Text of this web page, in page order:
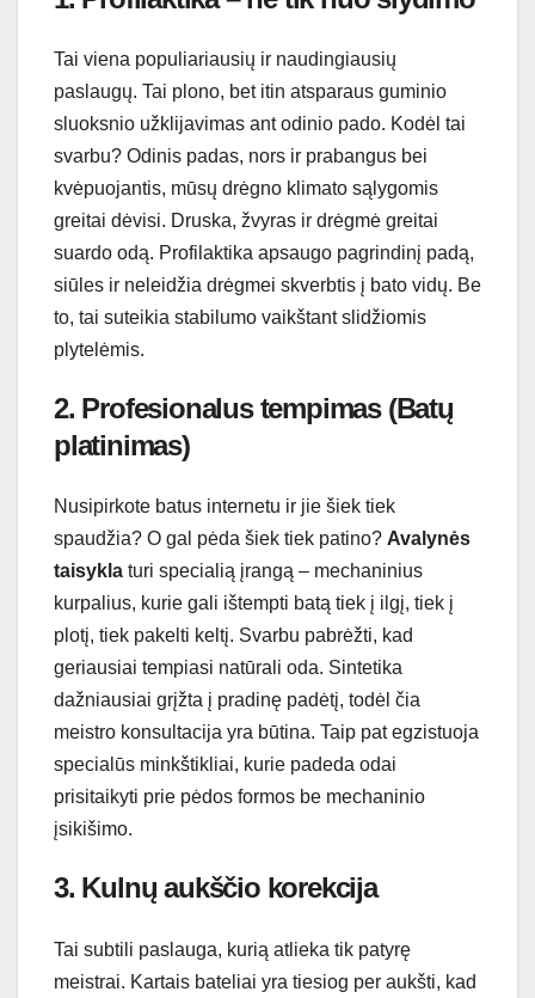
Tai viena populiariausių ir naudingiausių
paslaugų. Tai plono, bet itin atsparaus guminio
sluoksnio užklijavimas ant odinio pado. Kodėl tai
svarbu? Odinis padas, nors ir prabangus bei
kvėpuojantis, mūsų drėgno klimato sąlygomis
greitai dėvisi. Druska, žvyras ir drėgmė greitai
suardo odą. Profilaktika apsaugo pagrindinį padą,
siūles ir neleidžia drėgmei skverbtis į bato vidų. Be
to, tai suteikia stabilumo vaikštant slidžiomis
plytelėmis.
2. Profesionalus tempimas (Batų
platinimas)
Nusipirkote batus internetu ir jie šiek tiek
spaudžia? O gal pėda šiek tiek patino? Avalynės
taisykla turi specialią įrangą – mechaninius
kurpalius, kurie gali ištempti batą tiek į ilgį, tiek į
plotį, tiek pakelti keltį. Svarbu pabrėžti, kad
geriausiai tempiasi natūrali oda. Sintetika
dažniausiai grįžta į pradinę padėtį, todėl čia
meistro konsultacija yra būtina. Taip pat egzistuoja
specialūs minkštikliai, kurie padeda odai
prisitaikyti prie pėdos formos be mechaninio
įsikišimo.
3. Kulnų aukščio korekcija
Tai subtili paslauga, kurią atlieka tik patyrę
meistrai. Kartais bateliai yra tiesiog per aukšti, kad